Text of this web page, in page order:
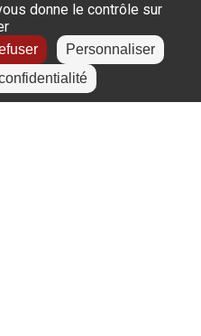
donne le contrôle sur
Personnaliser